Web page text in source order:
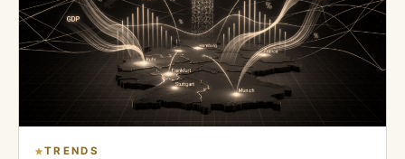
TRENDS